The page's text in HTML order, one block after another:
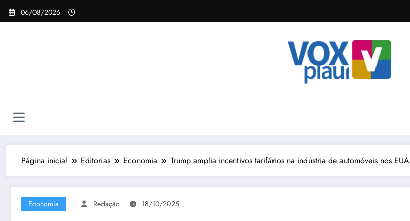
Pular
para
06/08/2026
Página inicial Editorias Economia Trump amplia incentivos tarifários na indústria de automóveis nos EUA
Economia Redação 18/10/2025